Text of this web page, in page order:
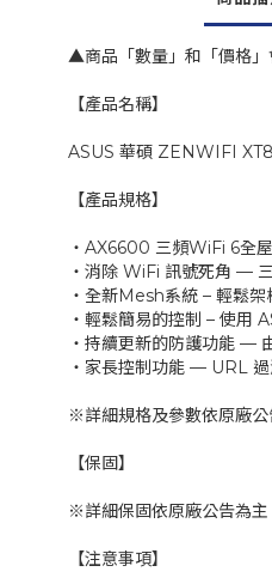
▲商品「數量」和「價格
【產品名稱】
ASUS 華碩 ZENWIFI
【產品規格】
‧AX6600 三頻WiFi 6全
‧消除 WiFi 訊號死角 —
‧全新Mesh系統 – 輕鬆架
‧輕鬆簡易的控制 – 使用
‧持續更新的防護功能 —
‧家長控制功能 — URL 過
※詳細規格及參數依原廠公
【保固】
※詳細保固依原廠公告為主
【注意事項】